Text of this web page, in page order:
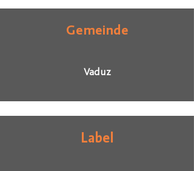
Gemeinde
Vaduz
Label